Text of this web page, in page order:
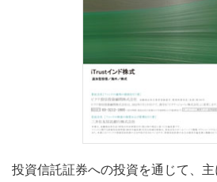
投資信託証券への投資を通じて、